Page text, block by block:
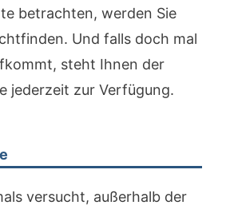
betrachten, werden Sie
Und falls doch mal
steht Ihnen der
jederzeit zur Verfügung.
versucht, außerhalb der